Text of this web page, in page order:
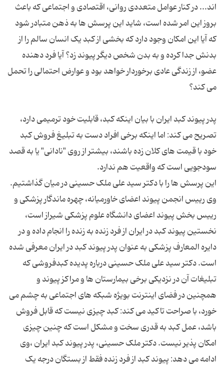
اند... در کنار عوامل متعددی روانی، اقتصادی و اجتماعی که باعث
بروز این امر شده است، شاید این پرسش ها به ذهن متبادر شود
که آیا این امکان وجود دارد که بخشی از کبد یک انسان سالم را از
بدنش جدا کرده و به بدن شخص دیگر پیوند زد؟ آیا فرد دهنده
عضو، از زندگی عادی برخوردار خواهد بود و عوارض احتمالی را تحمل
پدر پیوند کبد ایران با بیان اینکه کبد، قابلیت خود ترمیمی دارد،
تصریح می کند: اما اینکه برخی افراد دست به تبلیغ فروش کبد
خود با قیمت های کلان زده باشند، بیشتر از روی "نادانی" یا به قصد
این پرسش ها را با دکتر سید علی ملک حسینی در میان گذاشتیم.
وی رییس انجمن پیوند اعضای خاورمیانه، چهره ماندگار پزشکی و
رییس بخش پیوند اعضای دانشگاه علوم پزشکی شیراز است،
نخستین پیوند کبد در ایران از فرد زنده به زنده را انجام داده و در
دایره المعارف پزشکی به عنوان پدر پیوند کبد در ایران معرفی شده
است. دکتر سید علی ملک حسینی درباره پدیده کبدفروشی که
تبلیغات آن در نزدیکی برخی بیمارستان ها و مراکز پیوند و
همچنین در فضای اینترنت بویژه شبکه های اجتماعی به چشم می
خورد، با صراحت تاکید می کند: کبد چیزی نیست که قابل فروش
باشد، عمل کبد به قدری سخت و مشکل است که چنین چیزی
امکان پذیر نیست. دکتر ملک حسینی، پدر پیوند کبد ایران ،وی
ادامه می دهد: پیوند کبد از فرد زنده فقط از بستگان درجه یک